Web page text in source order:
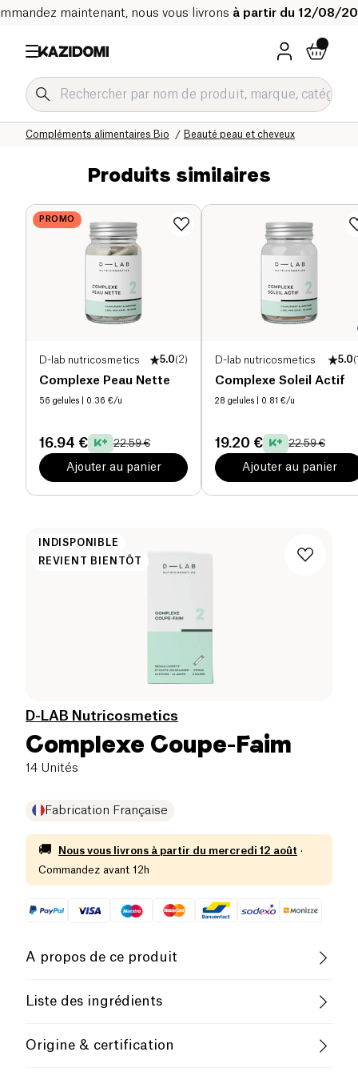
maintenant, nous vous livrons à partir du 12/08/
Beauté peau et cheveux
Compléments alimentaires Bio
Bien-être & Santé
Notre catalogue bio
Accueil
Produits similaires
PROMO
D-lab nutricosmetics 5.0(2)
Complexe Peau Nette
56 gelules | 0.36 €/u
16.94 € 22.59 €
Ajouter au panier
D-lab nutricosmetics 5.0(
Complexe Soleil Actif
28 gelules | 0.81 €/u
19.20 € 22.59 €
Ajouter au panier
INDISPONIBLE
REVIENT BIENTÔT
D-LAB Nutricosmetics
Complexe Coupe-Faim
14 Unités
Fabrication Française
🚚 Nous vous livrons à partir du mercredi 12 août ·
Commandez avant 12h
A propos de ce produit
Vegan Sans gluten (ingrédients)
Liste des ingrédients
nopal - Opuntia ficus indica 4,5 g • Extrait de rhizome
Origine & certification